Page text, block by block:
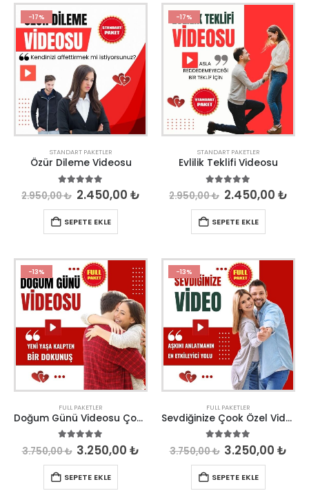
-17%
STANDART PAKETLER
Özür Dileme Videosu
5.00out of 5
2.950,00₺ 2.450,00 ₺
SEPETE EKLE
-17%
STANDART PAKETLER
Evlilik Teklifi Videosu
5.00out of 5
2.950,00₺ 2.450,00 ₺
SEPETE EKLE
-13%
FULL PAKETLER
Doğum Günü Videosu Çook Özel
5.00out of 5
3.750,00₺ 3.250,00₺
SEPETE EKLE
-13%
FULL PAKETLER
Sevdiğinize Çook Özel Video
5.00out of 5
3.750,00₺ 3.250,00₺
SEPETE EKLE